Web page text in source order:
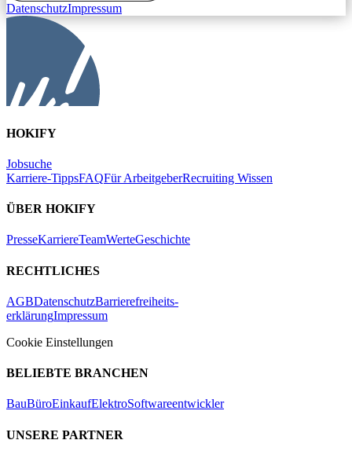
DatenschutzImpressum
HOKIFY
Jobsuche
Karriere-TippsFAQFür ArbeitgeberRecruiting Wissen
ÜBER HOKIFY
PresseKarriereTeamWerteGeschichte
RECHTLICHES
AGBDatenschutzBarrierefreiheits-
erklärungImpressum
Cookie Einstellungen
BELIEBTE BRANCHEN
BauBüroEinkaufElektroSoftwareentwickler
UNSERE PARTNER